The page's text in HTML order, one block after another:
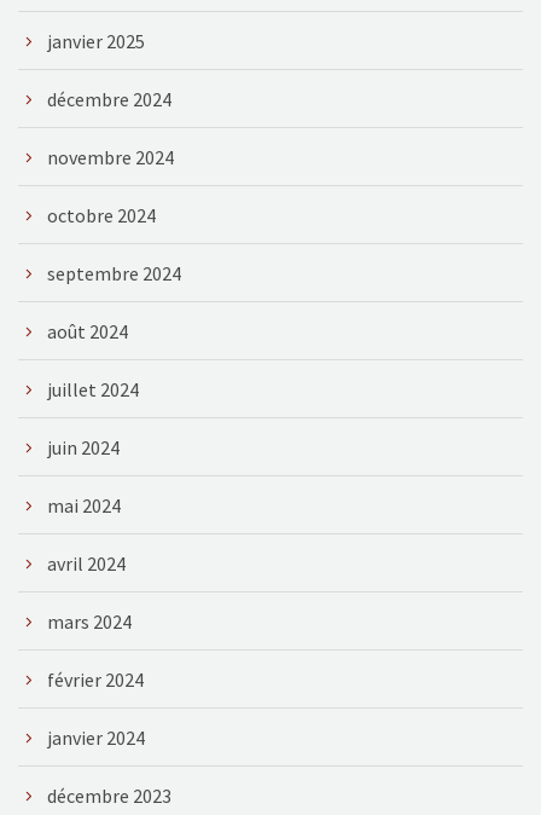
janvier 2025
décembre 2024
novembre 2024
octobre 2024
septembre 2024
août 2024
juillet 2024
juin 2024
mai 2024
avril 2024
mars 2024
février 2024
janvier 2024
décembre 2023